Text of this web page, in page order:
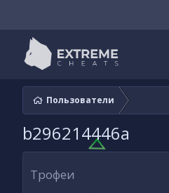
Пользователи
b296214446a
Трофеи